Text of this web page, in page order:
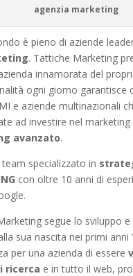
agenzia marketing
è pieno di aziende
. Tattiche Marketing
innamorata del
ogni giorno garantisce
e aziende multinazionali
ad investire nel marketing
avanzato.
specializzato in
con oltre 10 anni di
segue lo sviluppo e
sua nascita nei primi anni
per una azienda di essere
ricerca e in tutto il web,